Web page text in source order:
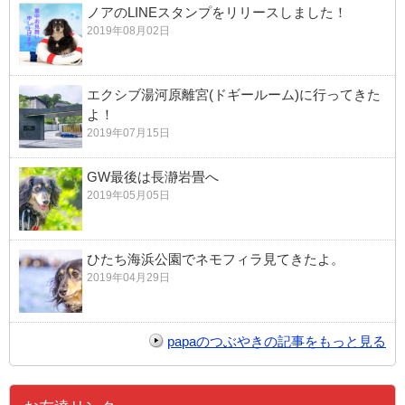
ノアのLINEスタンプをリリースしました！
2019年08月02日
エクシブ湯河原離宮(ドギールーム)に行ってきた
よ！
2019年07月15日
GW最後は長瀞岩畳へ
2019年05月05日
ひたち海浜公園でネモフィラ見てきたよ。
2019年04月29日
papaのつぶやきの記事をもっと見る